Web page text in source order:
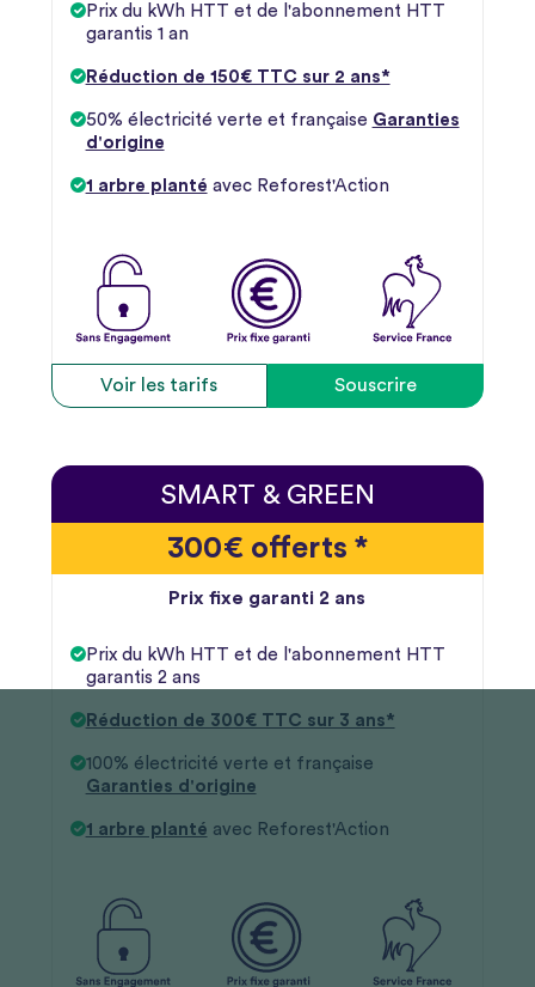
Prix du kWh HTT et de l'abonnement HTT
garantis 1 an
Réduction de 150€ TTC sur 2 ans*
50% électricité verte et française Garanties
d'origine
1 arbre planté avec Reforest'Action
Voir les tarifs Souscrire
SMART & GREEN
300€ offerts *
Prix fixe garanti 2 ans
Prix du kWh HTT et de l'abonnement HTT
garantis 2 ans
Réduction de 300€ TTC sur 3 ans*
100% électricité verte et française
Garanties d'origine
1 arbre planté avec Reforest'Action